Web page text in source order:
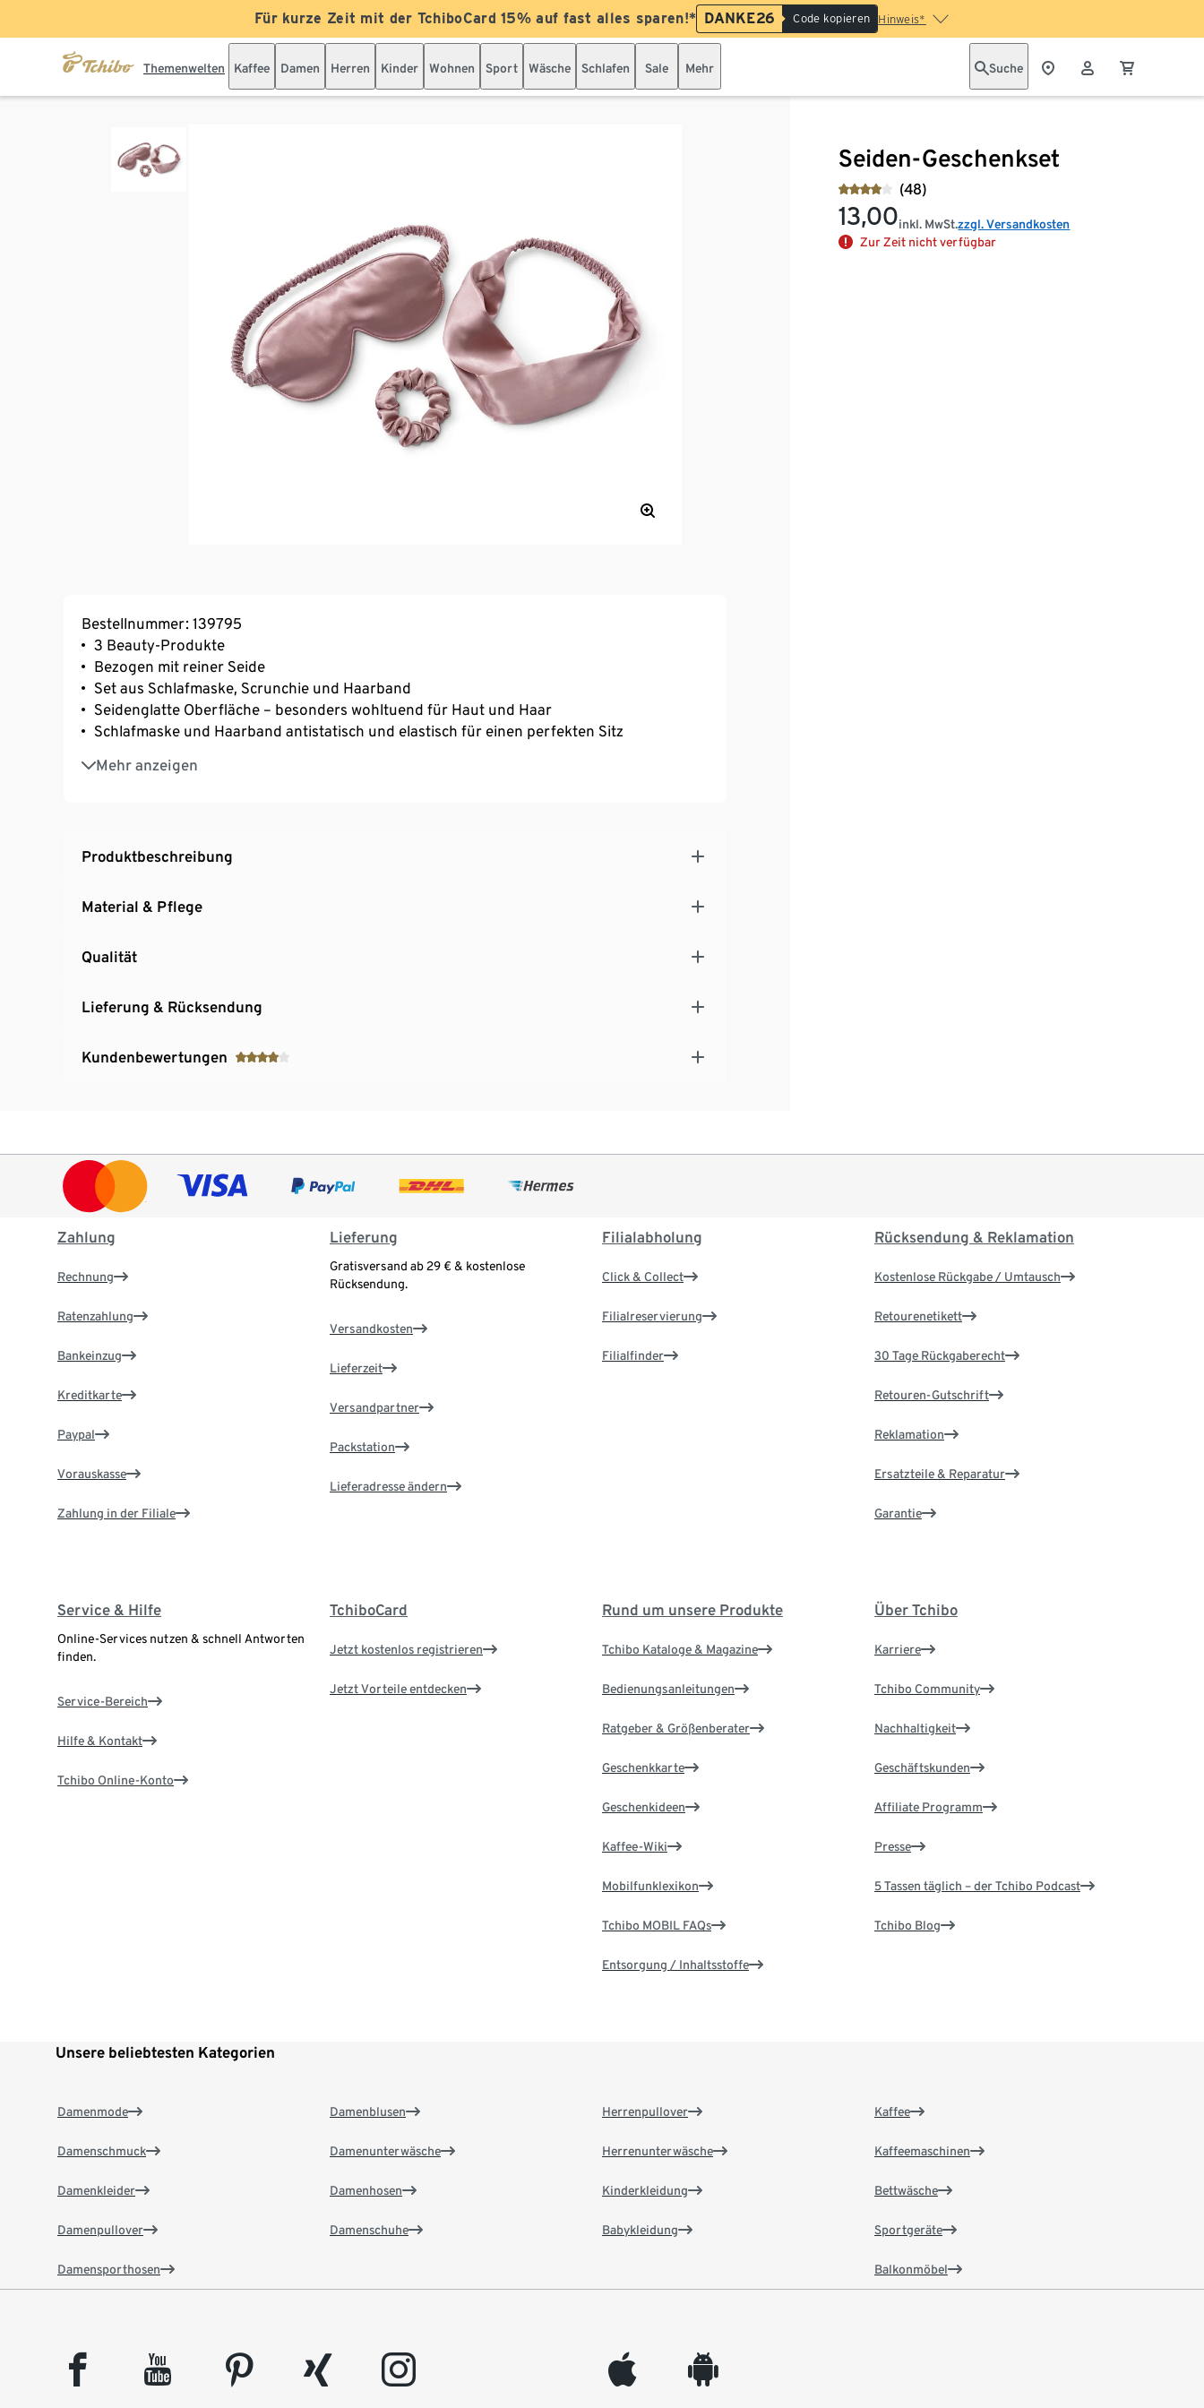
Für kurze Zeit mit der TchiboCard 15% auf fast alles sparen!* DANKE26 Code kopieren Hinweis*
Themenwelten Kaffee Damen Herren Kinder Wohnen Sport Wäsche Schlafen Sale Mehr Suche
Seiden-Geschenkset
(48)
13,00inkl. MwSt.zzgl. Versandkosten
Zur Zeit nicht verfügbar
Bestellnummer: 139795
3 Beauty-Produkte
Bezogen mit reiner Seide
Set aus Schlafmaske, Scrunchie und Haarband
Seidenglatte Oberfläche – besonders wohltuend für Haut und Haar
Schlafmaske und Haarband antistatisch und elastisch für einen perfekten Sitz
Mehr anzeigen
Scrunchie zum vielfältigen Frisieren langer Haare
Die Schlafmaske bietet auch auf Reisen, im Flugzeug oder im Zug die ideale Unterstützung
Produktbeschreibung
Material & Pflege
Qualität
Lieferung & Rücksendung
Kundenbewertungen
Zahlung
Rechnung
Ratenzahlung
Bankeinzug
Kreditkarte
Paypal
Vorauskasse
Zahlung in der Filiale
Lieferung
Gratisversand ab 29 € & kostenlose
Rücksendung.
Versandkosten
Lieferzeit
Versandpartner
Packstation
Lieferadresse ändern
Filialabholung
Click & Collect
Filialreservierung
Filialfinder
Rücksendung & Reklamation
Kostenlose Rückgabe / Umtausch
Retourenetikett
30 Tage Rückgaberecht
Retouren-Gutschrift
Reklamation
Ersatzteile & Reparatur
Garantie
Service & Hilfe
Online-Services nutzen & schnell Antworten
finden.
Service-Bereich
Hilfe & Kontakt
Tchibo Online-Konto
TchiboCard
Jetzt kostenlos registrieren
Jetzt Vorteile entdecken
Rund um unsere Produkte
Tchibo Kataloge & Magazine
Bedienungsanleitungen
Ratgeber & Größenberater
Geschenkkarte
Geschenkideen
Kaffee-Wiki
Mobilfunklexikon
Tchibo MOBIL FAQs
Entsorgung / Inhaltsstoffe
Über Tchibo
Karriere
Tchibo Community
Nachhaltigkeit
Geschäftskunden
Affiliate Programm
Presse
5 Tassen täglich – der Tchibo Podcast
Tchibo Blog
Unsere beliebtesten Kategorien
Damenmode
Damenschmuck
Damenkleider
Damenpullover
Damensporthosen
Damenblusen
Damenunterwäsche
Damenhosen
Damenschuhe
Herrenpullover
Herrenunterwäsche
Kinderkleidung
Babykleidung
Kaffee
Kaffeemaschinen
Bettwäsche
Sportgeräte
Balkonmöbel
facebook youtube pinterest xing instagram appleinc android